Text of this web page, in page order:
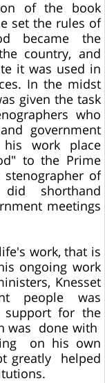
of the book
set the rules of
became the
country, and
it was used in
In the midst
given the task
who
government
work place
to the Prime
stenographer of
shorthand
meetings
work, that is
ongoing work
Knesset
people was
for the
was done with
on his own
greatly helped